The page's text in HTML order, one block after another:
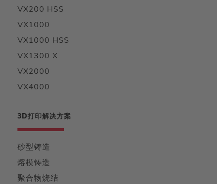
VX200 HSS
VX1000
VX1000 HSS
VX1300 X
VX2000
VX4000
3D打印解决方案
砂型铸造
熔模铸造
聚合物烧结